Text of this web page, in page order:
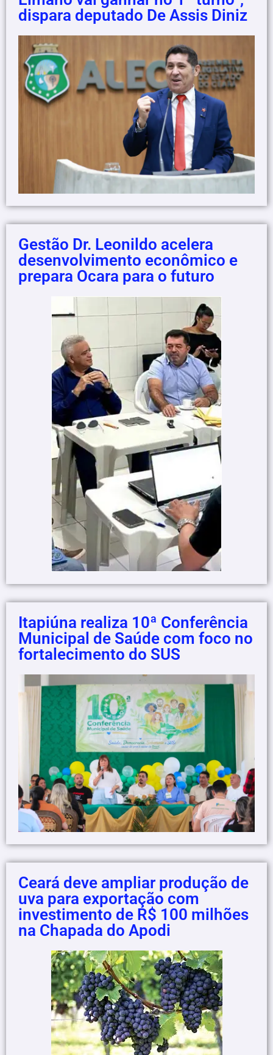
dispara deputado De Assis Diniz
Gestão Dr. Leonildo acelera
desenvolvimento econômico e
prepara Ocara para o futuro
Itapiúna realiza 10ª Conferência
Municipal de Saúde com foco no
fortalecimento do SUS
Ceará deve ampliar produção de
uva para exportação com
investimento de R$ 100 milhões
na Chapada do Apodi